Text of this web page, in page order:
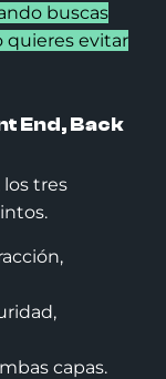
buscas
quieres evitar
End, Back
tres
capas.